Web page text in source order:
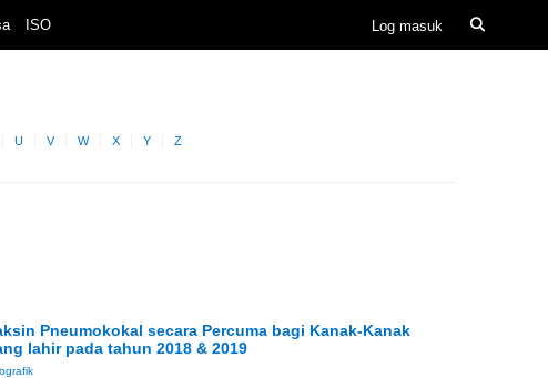
ISO
U V W X Y Z
Pneumokokal secara Percuma bagi Kanak-Kanak
lahir pada tahun 2018 & 2019